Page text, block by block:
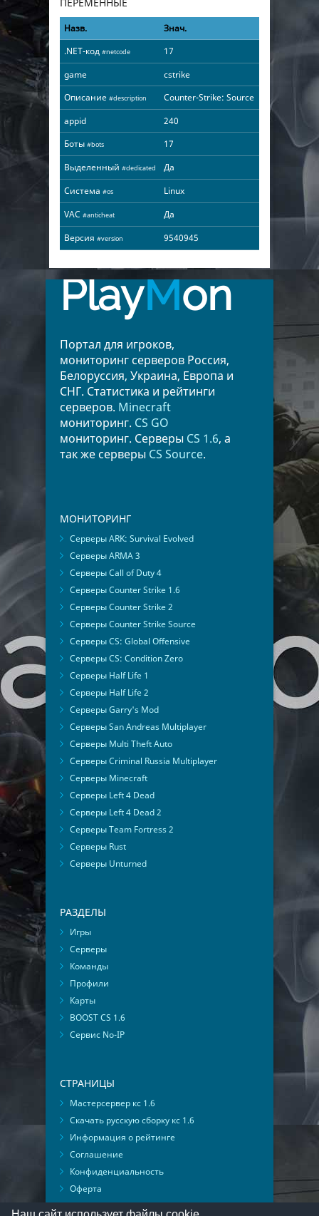
ПЕРЕМЕННЫЕ
Назв.
Знач.
.NET-код #netcode
17
game
cstrike
Описание #description
Counter-Strike: Source
appid
240
Боты #bots
17
Выделенный #dedicated
Да
Система #os
Linux
VAC #anticheat
Да
Версия #version 9540945
PlayMon
Портал для игроков,
мониторинг серверов Россия,
Белоруссия, Украина, Европа и
СНГ. Статистика и рейтинги
серверов. Minecraft
мониторинг. CS GO
мониторинг. Серверы CS 1.6, а
так же серверы CS Source.
МОНИТОРИНГ
Серверы ARK: Survival Evolved
Серверы ARMA 3
Серверы Call of Duty 4
Серверы Counter Strike 1.6
Серверы Counter Strike 2
Серверы Counter Strike Source
Серверы CS: Global Offensive
Серверы CS: Condition Zero
Серверы Half Life 1
Серверы Half Life 2
Серверы Garry's Mod
Серверы San Andreas Multiplayer
Серверы Multi Theft Auto
Серверы Criminal Russia Multiplayer
Серверы Minecraft
Серверы Left 4 Dead
Серверы Left 4 Dead 2
Серверы Team Fortress 2
Серверы Rust
Серверы Unturned
РАЗДЕЛЫ
Игры
Серверы
Команды
Профили
Карты
BOOST CS 1.6
Сервис No-IP
СТРАНИЦЫ
Мастерсервер кс 1.6
Скачать русскую сборку кс 1.6
Информация о рейтинге
Соглашение
Конфиденциальность
Оферта
Мониторинг ВКонтакте